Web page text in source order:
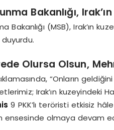
Bakanlığı,
Bakanlığı (MSB), Irak’ın
Olursa Olsun,
“Onların
Irak’ın
9 PKK’lı teröristi etkisiz
ensesinde olmaya devam